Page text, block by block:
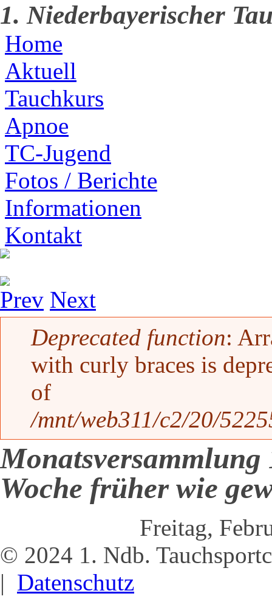
1. Niederbayerischer
Home
Aktuell
Tauchkurs
Apnoe
TC-Jugend
Fotos / Berichte
Informationen
Kontakt
Prev Next
Fehlermeldung
Deprecated function:
with curly braces is
of
/mnt/web311/c2/20/
Woche früher wie
Freitag,
© 2024 1. Ndb.
| Datenschutz